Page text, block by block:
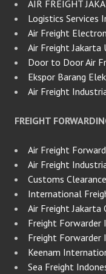
AIR FREIGHT
Logistics Services
Air Freight
Air Freight Jakarta
Door to Door Air
Ekspor Barang
Air Freight
FREIGHT
Air Freight
Air Freight
Customs
International
Air Freight Jakarta
Freight Forwarder
Freight Forwarder
Keenam
Sea Freight